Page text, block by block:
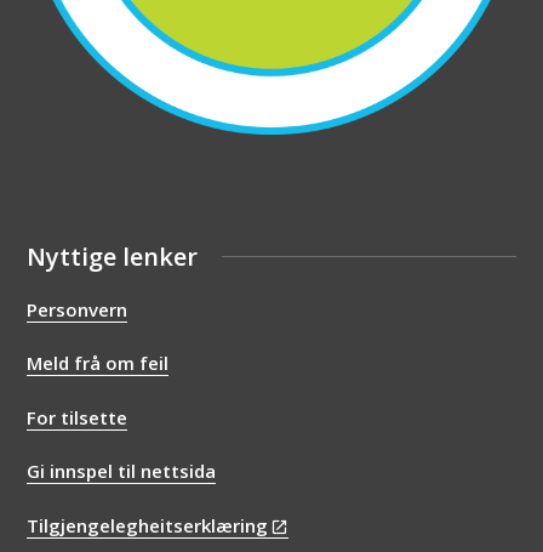
Nyttige lenker
Personvern
Meld frå om feil
For tilsette
Gi innspel til nettsida
Tilgjengelegheitserklæring